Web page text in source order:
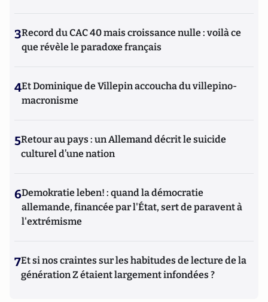
3Record du CAC 40 mais croissance nulle : voilà ce
que révèle le paradoxe français
4Et Dominique de Villepin accoucha du villepino-
macronisme
5Retour au pays : un Allemand décrit le suicide
culturel d’une nation
6Demokratie leben! : quand la démocratie
allemande, financée par l'État, sert de paravent à
l'extrémisme
7Et si nos craintes sur les habitudes de lecture de la
génération Z étaient largement infondées ?